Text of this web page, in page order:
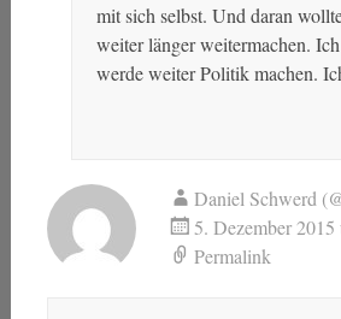
mit sich selbst. Und daran
weiter länger weitermachen.
werde weiter Politik machen.
Daniel Schwerd
5. Dezember
Permalink